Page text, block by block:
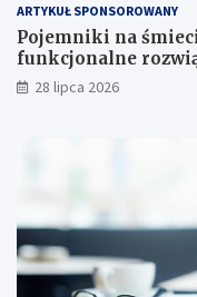
ARTYKUŁ SPONSOROWANY
Pojemniki na
funkcjonalne
instytucji
28 lipca 2026